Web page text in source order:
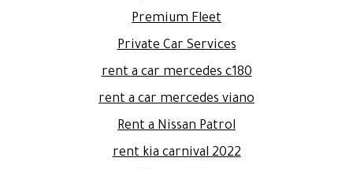
Premium Fleet
Private Car Services
rent a car mercedes c180
rent a car mercedes viano
Rent a Nissan Patrol
rent kia carnival 2022